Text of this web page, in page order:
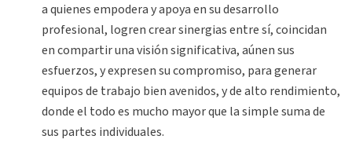
a quienes empodera y apoya en su desarrollo
profesional, logren crear sinergias entre sí, coincidan
en compartir una visión significativa, aúnen sus
esfuerzos, y expresen su compromiso, para generar
equipos de trabajo bien avenidos, y de alto rendimiento,
donde el todo es mucho mayor que la simple suma de
sus partes individuales.